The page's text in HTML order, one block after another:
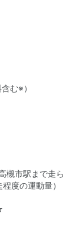
む※）
槻市駅まで走ら
度の運動量）